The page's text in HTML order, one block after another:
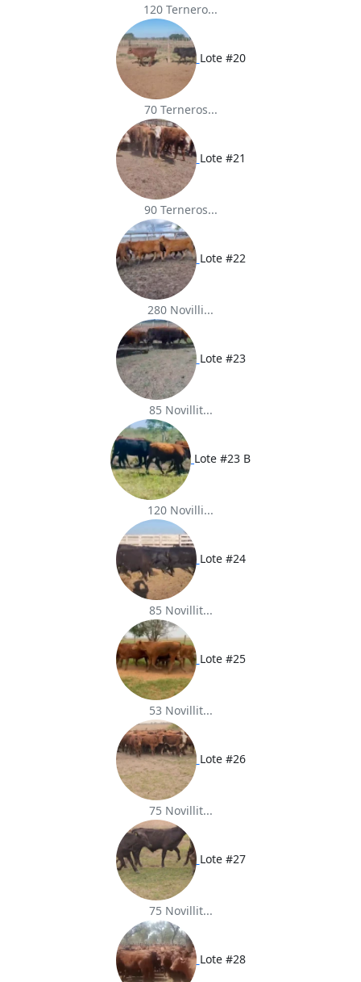
120 Ternero...
Lote #20
70 Terneros...
Lote #21
90 Terneros...
Lote #22
280 Novilli...
Lote #23
85 Novillit...
Lote #23 B
120 Novilli...
Lote #24
85 Novillit...
Lote #25
53 Novillit...
Lote #26
75 Novillit...
Lote #27
75 Novillit...
Lote #28